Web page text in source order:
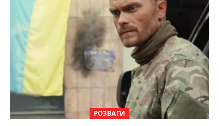
РОЗВАГИ